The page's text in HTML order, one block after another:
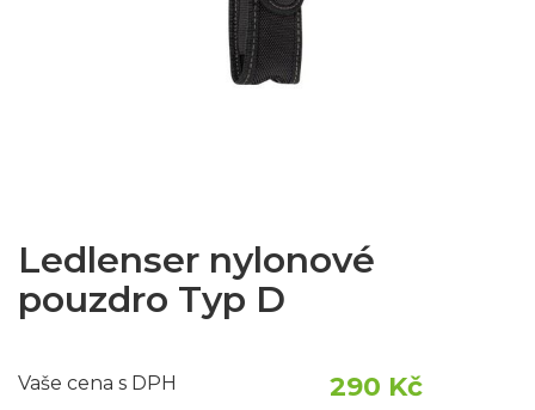
Ledlenser nylonové
pouzdro Typ D
Vaše cena s DPH 290 Kč